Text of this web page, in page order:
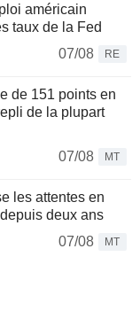
américain
taux de la Fed
07/08
RE
de 151 points en
de la plupart
07/08
MT
les attentes en
deux ans
07/08
MT